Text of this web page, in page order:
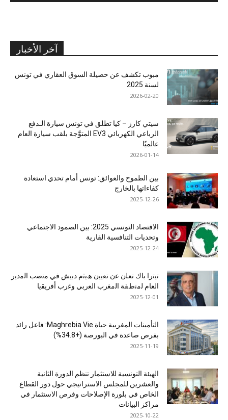
آخر الأخبار
مبوب تكشف عن حصيلة السوق العقاري في تونس
لسنة 2025
2026-02-20
سيتي كارز – كيا تطلق في تونس سيارة الـدفع
الرباعي الكهربائي EV3 المتوَّجة بلقب سيارة العام
عالميًا
2026-01-14
بين الطموح والعوائق: تونس أمام تحدي استعادة
كفاءاتها بالخارج
2025-12-26
الاقتصاد التونسي 2025: بين الصمود الاجتماعي
وتحديات التنافسية القارية
2025-12-24
ﺗﯾﺗرا ﺑﺎك ﺗﻌﻠن ﻋن ﺗﻌﯾﯾن ھﯾﺛم دﺑﯾش ﻓﻲ ﻣﻧﺻب اﻟﻣدﯾر
اﻟﻌﺎم ﻟﻣﻧطﻘﺔ اﻟﻣﻐرب اﻟﻌرﺑﻲ وﻏرب أﻓرﯾﻘﯾﺎ
2025-12-01
التأمينات المغربية حياة Maghrebia Vie: فاعل رائد
بفرص صاعدة في البورصة (+34.8%)
2025-11-19
الهيئة التونسية للاستثمار تنظم الدورة الثانية
والعشرين للمجلس الاستراتيجي حول دور القطاع
الخاص في بلورة الإصلاحات وفرص الاستثمار في
مراكز البيانات
2025-10-22